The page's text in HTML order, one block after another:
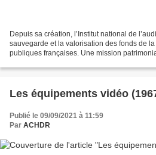
Depuis sa création, l’Institut national de
sauvegarde et la valorisation des fonds de
publiques françaises. Une mission
Les équipements
Publié le 09/09/2021 à 11:59
Par ACHDR